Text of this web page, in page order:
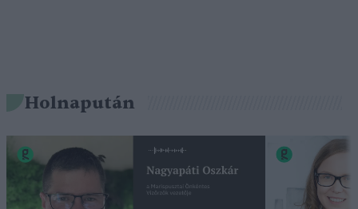
Holnapután